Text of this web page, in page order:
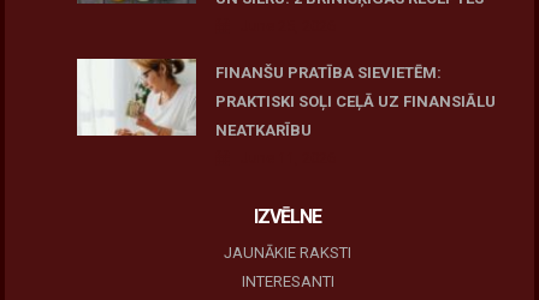
FINANŠU PRATĪBA SIEVIETĒM:
PRAKTISKI SOĻI CEĻĀ UZ FINANSIĀLU
NEATKARĪBU
IZVĒLNE
JAUNĀKIE RAKSTI
INTERESANTI